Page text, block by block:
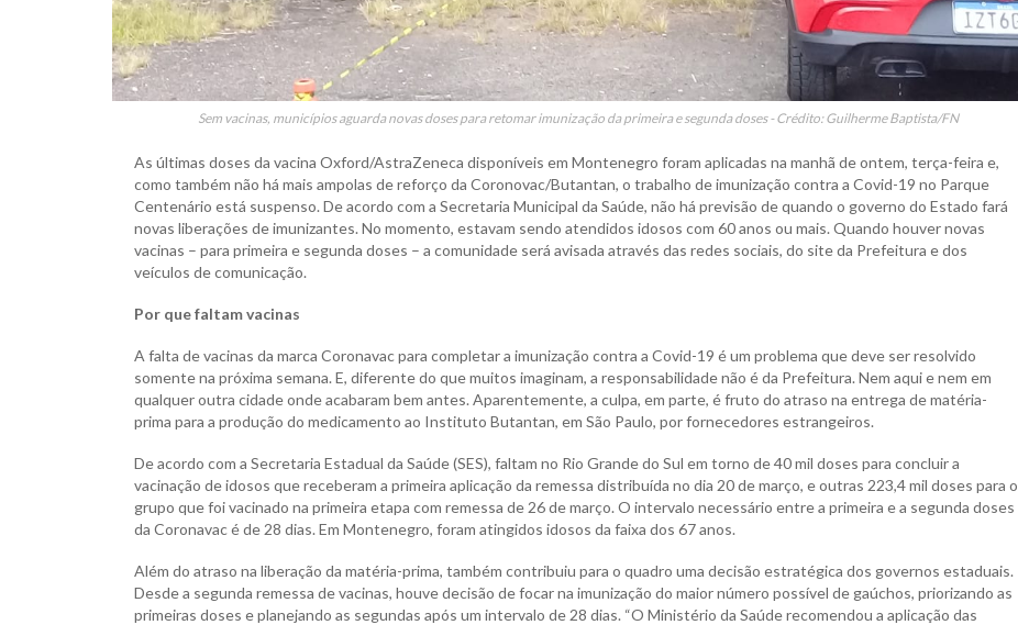
Sem vacinas, municípios aguarda novas doses para retomar imunização da primeira e segunda doses - Crédito: Guilherme Baptista/FN
As últimas doses da vacina Oxford/AstraZeneca disponíveis em Montenegro foram aplicadas na manhã de ontem, terça-feira e,
como também não há mais ampolas de reforço da Coronovac/Butantan, o trabalho de imunização contra a Covid-19 no Parque
Centenário está suspenso. De acordo com a Secretaria Municipal da Saúde, não há previsão de quando o governo do Estado fará
novas liberações de imunizantes. No momento, estavam sendo atendidos idosos com 60 anos ou mais. Quando houver novas
vacinas – para primeira e segunda doses – a comunidade será avisada através das redes sociais, do site da Prefeitura e dos
veículos de comunicação.
Por que faltam vacinas
A falta de vacinas da marca Coronavac para completar a imunização contra a Covid-19 é um problema que deve ser resolvido
somente na próxima semana. E, diferente do que muitos imaginam, a responsabilidade não é da Prefeitura. Nem aqui e nem em
qualquer outra cidade onde acabaram bem antes. Aparentemente, a culpa, em parte, é fruto do atraso na entrega de matéria-
prima para a produção do medicamento ao Instituto Butantan, em São Paulo, por fornecedores estrangeiros.
De acordo com a Secretaria Estadual da Saúde (SES), faltam no Rio Grande do Sul em torno de 40 mil doses para concluir a
vacinação de idosos que receberam a primeira aplicação da remessa distribuída no dia 20 de março, e outras 223,4 mil doses para o
grupo que foi vacinado na primeira etapa com remessa de 26 de março. O intervalo necessário entre a primeira e a segunda doses
da Coronavac é de 28 dias. Em Montenegro, foram atingidos idosos da faixa dos 67 anos.
Além do atraso na liberação da matéria-prima, também contribuiu para o quadro uma decisão estratégica dos governos estaduais.
Desde a segunda remessa de vacinas, houve decisão de focar na imunização do maior número possível de gaúchos, priorizando as
primeiras doses e planejando as segundas após um intervalo de 28 dias. “O Ministério da Saúde recomendou a aplicação das